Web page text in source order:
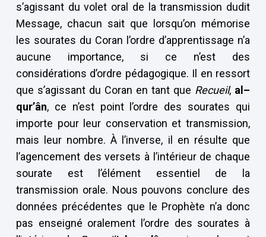
s’agissant du volet oral de la transmission dudit
Message, chacun sait que lorsqu’on mémorise
les sourates du Coran l’ordre d’apprentissage n’a
aucune importance, si ce n’est des
considérations d’ordre pédagogique. Il en ressort
que s’agissant du Coran en tant que Recueil, al–
qur’ân, ce n’est point l’ordre des sourates qui
importe pour leur conservation et transmission,
mais leur nombre. À l’inverse, il en résulte que
l’agencement des versets à l’intérieur de chaque
sourate est l’élément essentiel de la
transmission orale. Nous pouvons conclure des
données précédentes que le Prophète n’a donc
pas enseigné oralement l’ordre des sourates à